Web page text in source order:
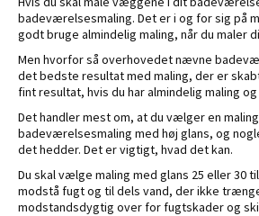
badeværelsesmaling. Det er i og for sig på
godt bruge almindelig maling, når du maler
Men hvorfor så overhovedet nævne
det bedste resultat med maling, der er
fint resultat, hvis du har almindelig maling
Det handler mest om, at du vælger en
badeværelsesmaling med høj glans, og
det hedder. Det er vigtigt, hvad det kan.
Du skal vælge maling med glans 25 eller 30
modstå fugt og til dels vand, der ikke
modstandsdygtig over for fugtskader og